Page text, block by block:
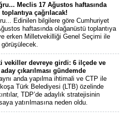
Meclis 17 Ağustos haftasında
çağrılacak!
Edinilen bilgilere göre Cumhuriyet
haftasında olağanüstü toplantıya
erken Milletvekilliği Genel Seçimi ile
vekiller devreye girdi: 6 ilçede ve
çıkarılması gündemde
anda yapılma ihtimali ve CTP ile
Türk Belediyesi (LTB) özelinde
TDP’de adaylık stratejisinin
yatırılmasına neden oldu.